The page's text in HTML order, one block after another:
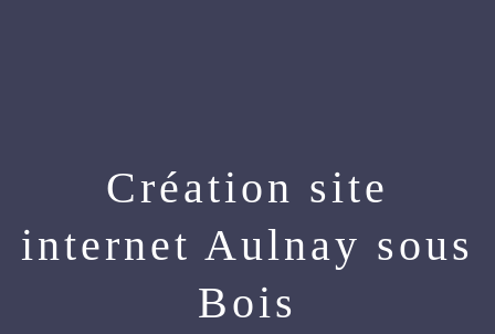
Création site
internet Aulnay sous
Bois